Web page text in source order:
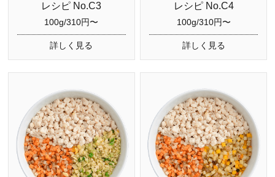
レシピ No.C3
100g/310円〜
詳しく見る
レシピ No.C4
100g/310円〜
詳しく見る